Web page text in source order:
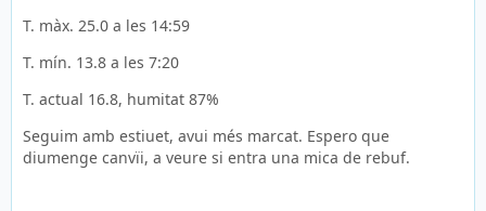
T. màx. 25.0 a les 14:59
T. mín. 13.8 a les 7:20
T. actual 16.8, humitat 87%
Seguim amb estiuet, avui més marcat. Espero que
diumenge canvïi, a veure si entra una mica de rebuf.